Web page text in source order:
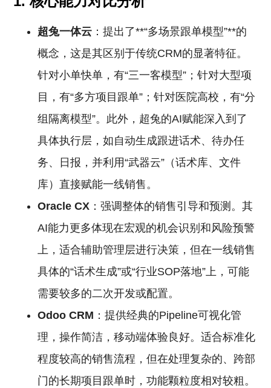
超兔一体云 ：提出了**“多场景跟单模型”**的
概念，这是其区别于传统CRM的显著特征。
针对小单快单，有“三一客模型”；针对大型项
目，有“多方项目跟单”；针对医院高校，有“分
组隔离模型”。此外，超兔的AI赋能深入到了
具体执行层，如自动生成跟进话术、待办任
务、日报，并利用“武器云”（话术库、文件
库）直接赋能一线销售。
Oracle CX ：强调整体的销售引导和预测。其
AI能力更多体现在宏观的机会识别和风险预警
上，适合辅助管理层进行决策，但在一线销售
具体的“话术生成”或“行业SOP落地”上，可能
需要较多的二次开发或配置。
Odoo CRM ：提供经典的Pipeline可视化管
理，操作简洁，移动端体验良好。适合标准化
程度较高的销售流程，但在处理复杂的、跨部
门的长期项目跟单时，功能颗粒度相对较粗。